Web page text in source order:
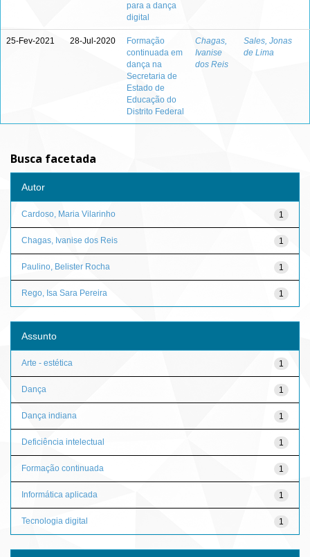
para a dança
digital
25-Fev-2021 28-Jul-2020
Formação
continuada em
dança na
Secretaria de
Estado de
Educação do
Distrito Federal
Chagas,
Ivanise
dos Reis
Sales, Jonas
de Lima
Busca facetada
Autor
1
Cardoso, Maria Vilarinho
1
Chagas, Ivanise dos Reis
1
Paulino, Belister Rocha
1
Rego, Isa Sara Pereira
Assunto
1
Arte - estética
1
Dança
1
Dança indiana
1
Deficiência intelectual
1
Formação continuada
1
Informática aplicada
1
Tecnologia digital